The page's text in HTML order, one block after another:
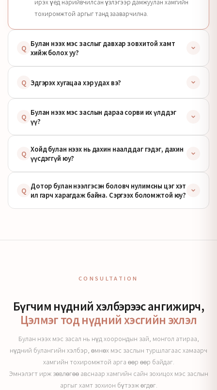
тохиромжтой аргыг танд зааварчилна.
Q Булан нээх мэс заслыг давхар зовхитой хамт
хийж болох уу?
Q Эдгэрэх хугацаа хэр удах вэ?
Q Булан нээх мэс заслын дараа сорви их үлддэг
үү?
Q Хойд булан нээх нь дахин наалддаг гэдэг, дахин
үүсдэггүй юу?
Q Дотор булан нээлгэсэн боловч нулимсны цэг хэт
ил гарч харагдаж байна. Сэргээх боломжтой юу?
CONSULTATION
Бүгчим нүдний хэлбэрээс ангижирч,
Цэлмэг тод нүдний хэсгийн эхлэл
Булан нээх мэс засал нь нүд хоорондын зай, монгол атираа,
нүдний булангийн хэлбэр, өмнөх мэс заслын туршлагаас хамаарч
хамгийн тохиромжтой арга өөр өөр байдаг.
Эмнэлэгт ирж зөвлөгөө авснаар хамгийн сайн зохицох мэс заслын
аргыг хамт зохион бүтээж өгдөг.